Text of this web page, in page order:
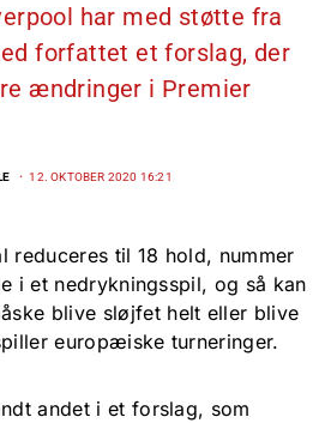
har med støtte fra
forfattet et forslag, der
ændringer i Premier
12. OKTOBER 2020 16:21
reduceres til 18 hold, nummer
i et nedrykningsspil, og så kan
blive sløjfet helt eller blive
europæiske turneringer.
andet i et forslag, som